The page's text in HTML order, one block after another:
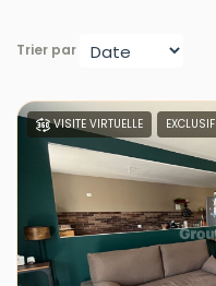
Trier par
VISITE VIRTUELLE EXCLUSIF